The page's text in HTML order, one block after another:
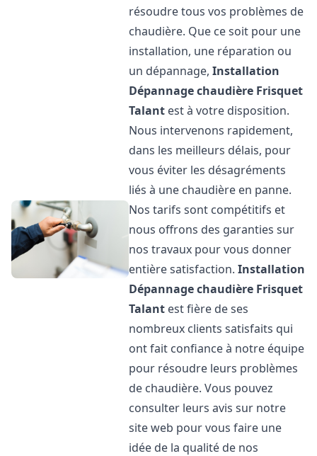
résoudre tous vos problèmes de
chaudière. Que ce soit pour une
installation, une réparation ou
un dépannage,Installation
Dépannage chaudière Frisquet
Talant est à votre disposition.
Nous intervenons rapidement,
dans les meilleurs délais, pour
vous éviter les désagréments
liés à une chaudière en panne.
Nos tarifs sont compétitifs et
nous offrons des garanties sur
nos travaux pour vous donner
entière satisfaction.Installation
Dépannage chaudière Frisquet
Talant est fière de ses
nombreux clients satisfaits qui
ont fait confiance à notre équipe
pour résoudre leurs problèmes
de chaudière. Vous pouvez
consulter leurs avis sur notre
site web pour vous faire une
idée de la qualité de nos